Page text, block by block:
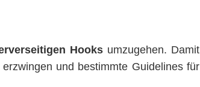
Hooks umzugehen. Damit
und bestimmte Guidelines für